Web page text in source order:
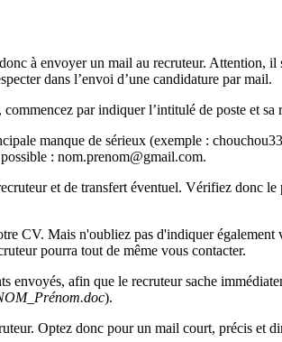
à envoyer un mail au recruteur. Attention,
dans l’envoi d’une candidature par mail.
par indiquer l’intitulé de poste et sa
manque de sérieux (exemple :
: nom.prenom@gmail.com.
et de transfert éventuel. Vérifiez donc le
CV. Mais n'oubliez pas d'indiquer également
pourra tout de même vous contacter.
envoyés, afin que le recruteur sache
).
Optez donc pour un mail court, précis et